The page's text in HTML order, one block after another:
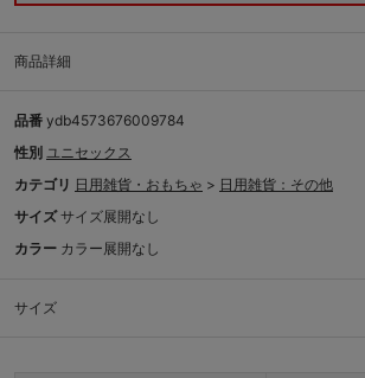
商品詳細
品番 ydb4573676009784
性別 ユニセックス
カテゴリ 日用雑貨・おもちゃ > 日用雑貨：その他
サイズ サイズ展開なし
カラー カラー展開なし
サイズ